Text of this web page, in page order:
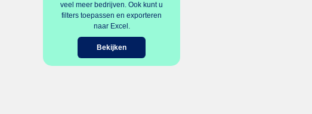
veel meer bedrijven. Ook kunt u
filters toepassen en exporteren
naar Excel.
Bekijken